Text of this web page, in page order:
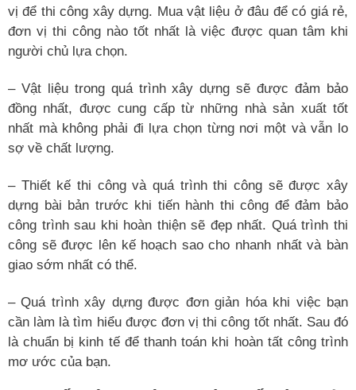
vị để thi công xây dựng. Mua vật liệu ở đâu để có giá rẻ,
đơn vị thi công nào tốt nhất là việc được quan tâm khi
người chủ lựa chọn.
– Vật liệu trong quá trình xây dựng sẽ được đảm bảo
đồng nhất, được cung cấp từ những nhà sản xuất tốt
nhất mà không phải đi lựa chọn từng nơi một và vẫn lo
sợ về chất lượng.
– Thiết kế thi công và quá trình thi công sẽ được xây
dựng bài bản trước khi tiến hành thi công để đảm bảo
công trình sau khi hoàn thiện sẽ đẹp nhất. Quá trình thi
công sẽ được lên kế hoạch sao cho nhanh nhất và bàn
giao sớm nhất có thể.
– Quá trình xây dựng được đơn giản hóa khi việc bạn
cần làm là tìm hiểu được đơn vị thi công tốt nhất. Sau đó
là chuẩn bị kinh tế để thanh toán khi hoàn tất công trình
mơ ước của bạn.